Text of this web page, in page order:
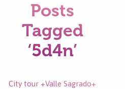
Posts
Tagged
‘5d4n’
City tour +Valle Sagrado+